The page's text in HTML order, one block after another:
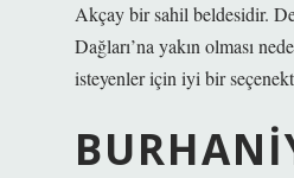
Akçay bir sahil beldesidir.
Dağları’na yakın olması
isteyenler için iyi bir